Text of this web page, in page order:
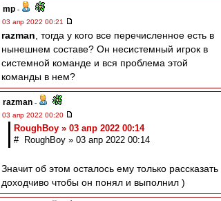
mp -
03 апр 2022 00:21
razman , тогда у кого все перечисленное есть в
нынешнем составе? Он несистемный игрок в
системной команде и вся проблема этой
команды в нем?
razman -
03 апр 2022 00:20
RoughBoy » 03 апр 2022 00:14
# RoughBoy » 03 апр 2022 00:14
Значит об этом осталось ему только рассказать
доходчиво чтобы он понял и выполнил )